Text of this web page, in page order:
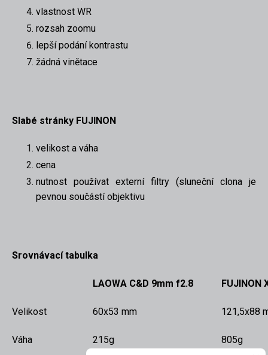
vlastnost WR
rozsah zoomu
lepší podání kontrastu
žádná vinětace
Slabé stránky FUJINON
velikost a váha
cena
nutnost používat externí filtry (sluneční clona je
pevnou součástí objektivu
Srovnávací tabulka
LAOWA C&D 9mm f2.8 FUJINON
Velikost 60x53 mm 121,5x88
Váha 215g 805g